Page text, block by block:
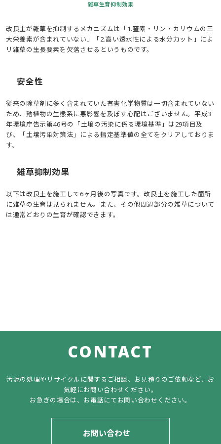
雑草生育抑制効果
改良土が雑草を抑制するメカニズムは「1.窒素・リン・カリウムの三
大栄養素が含まれていない」「2.高い透水性による水分力ット」によ
リ雑草の生長要素を欠落させるというものです。
安全性
従来の除草剤に多く含まれていた有害化学物質は一切含まれていない
ため、動植物の生態系に悪影響を及ぼす心配はございません。平成3
年環境庁告示第46号の「土壌の汚染に係る環境基準」は29項目及
び、「土壌汚染対策法」による指定基準値の全てをクリアしておりま
す。
雑草抑制効果
以下は改良土を施工して6ヶ月後の写真です。改良土を施工した箇所
に雑草の生育は見られません。また、その他周辺部分の雑草について
は通常どおりの生育が確認できます。
CONTACT
汚泥の処理やリサイクルに関するご相談、 お見積りのご依頼など、 お
気軽にお問い合わせください。
お急ぎの場合は、 お電話にてお問い合わせください。
お問い合わせ